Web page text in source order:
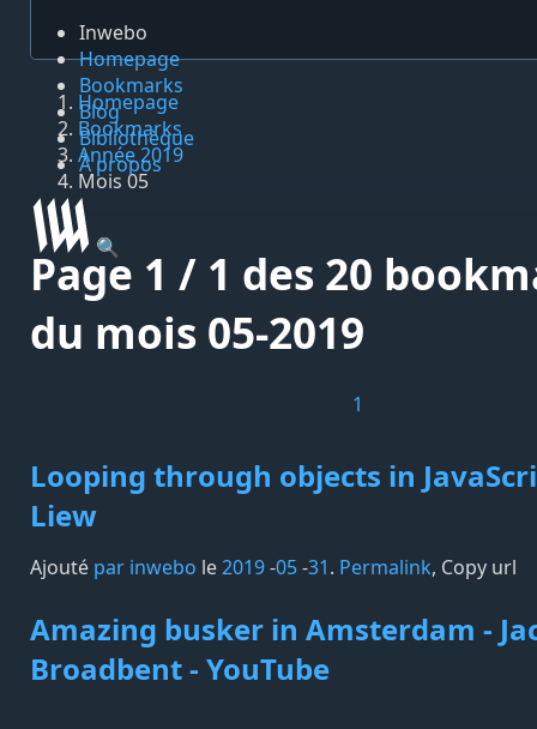
Inwebo
Homepage
Bookmarks
Blog
Bibliothèque
À propos
🔍
Homepage
Bookmarks
Année 2019
Mois 05
Page 1 / 1 des 20
du mois 05-2019
1
Looping through objects in
Liew
Ajouté par inwebo le2019-05-31. Permalink, Copy url
Amazing busker in Amsterdam -
Broadbent - YouTube